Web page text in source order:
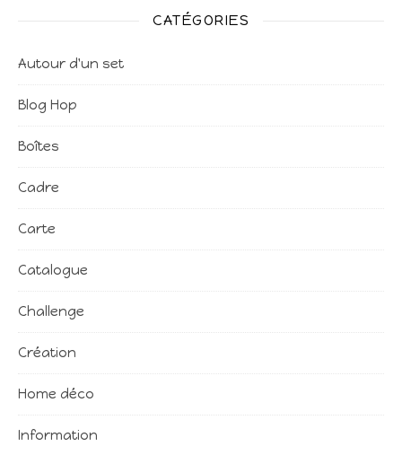
CATÉGORIES
Autour d'un set
Blog Hop
Boîtes
Cadre
Carte
Catalogue
Challenge
Création
Home déco
Information